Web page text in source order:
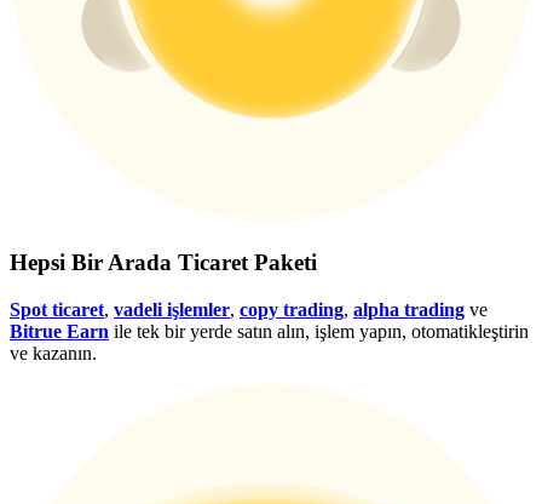
Giriş yapÜye ol
Hepsi Bir Arada Ticaret Paketi
Spot ticaret, vadeli işlemler, copy trading, alpha trading ve
Bitrue Earn ile tek bir yerde satın alın, işlem yapın, otomatikleştirin
ve kazanın.